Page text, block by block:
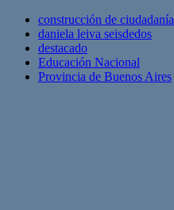
construcción de ciudadanía
daniela leiva seisdedos
destacado
Educación Nacional
Provincia de Buenos Aires